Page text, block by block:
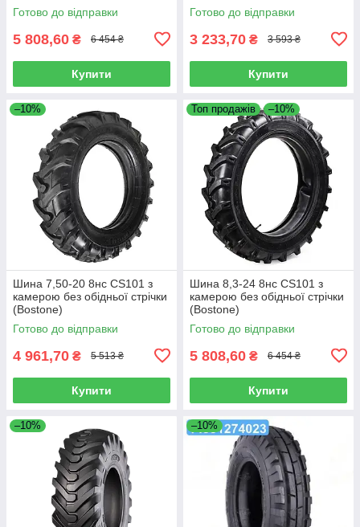
Готово до відправки
5 808,60 ₴ 6 454 ₴
Купити
Готово до відправки
3 233,70 ₴ 3 593 ₴
Купити
–10%
Шина 7,50-20 8нс CS101 з
камерою без обідньої стрічки
(Bostone)
Готово до відправки
4 961,70 ₴ 5 513 ₴
Купити
Топ продажів –10%
Шина 8,3-24 8нс CS101 з
камерою без обідньої стрічки
(Bostone)
Готово до відправки
5 808,60 ₴ 6 454 ₴
Купити
–10% –10%